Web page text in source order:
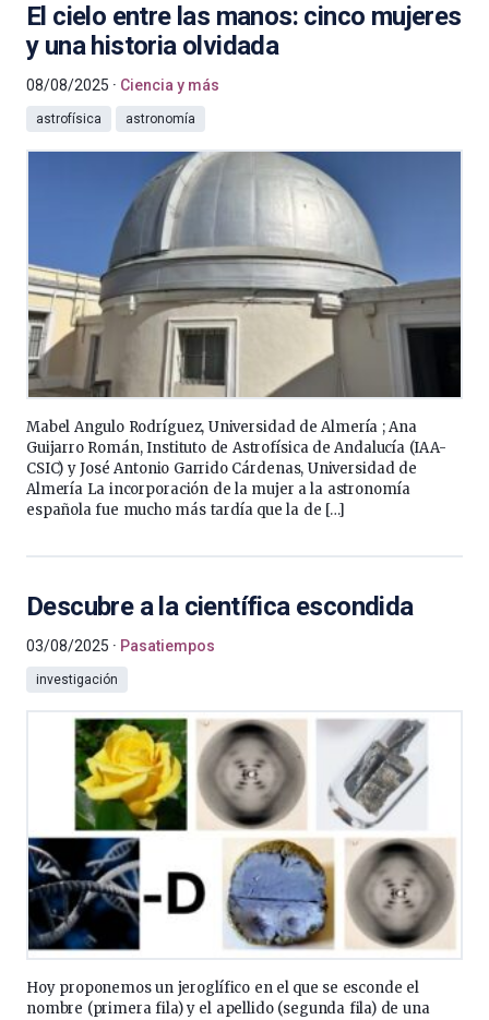
El cielo entre las manos: cinco mujeres
y una historia olvidada
08/08/2025 Ciencia y más
astrofísica astronomía
Mabel Angulo Rodríguez, Universidad de Almería ; Ana
Guijarro Román, Instituto de Astrofísica de Andalucía (IAA-
CSIC) y José Antonio Garrido Cárdenas, Universidad de
Almería La incorporación de la mujer a la astronomía
española fue mucho más tardía que la de […]
Descubre a la científica escondida
03/08/2025 Pasatiempos
investigación
Hoy proponemos un jeroglífico en el que se esconde el
nombre (primera fila) y el apellido (segunda fila) de una